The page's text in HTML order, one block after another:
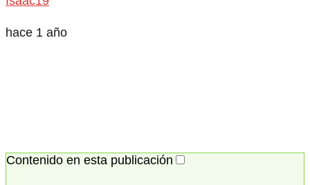
hace 1 año
Contenido en esta publicación